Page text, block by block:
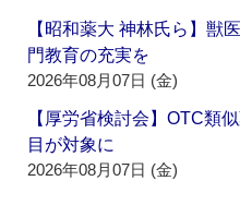
【昭和薬大 神林氏ら】獣
門教育の充実を
2026年08月07日 (金)
【厚労省検討会】OTC類
目が対象に
2026年08月07日 (金)